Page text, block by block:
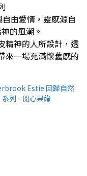
由愛情，靈感源自
的風潮。
精神的人所設計，透
來一場充滿懷舊感的